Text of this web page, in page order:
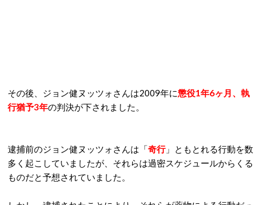
その後、ジョン健ヌッツォさんは2009年に懲役1年6ヶ月、執
行猶予3年の判決が下されました。
逮捕前のジョン健ヌッツォさんは「奇行」ともとれる行動を数
多く起こしていましたが、それらは過密スケジュールからくる
ものだと予想されていました。